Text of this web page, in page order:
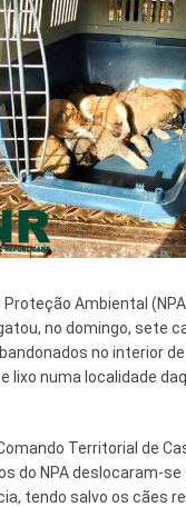
Proteção Ambiental
no domingo, sete
no interior
lixo numa localidade
Territorial de
do NPA deslocaram-se
tendo salvo os cães